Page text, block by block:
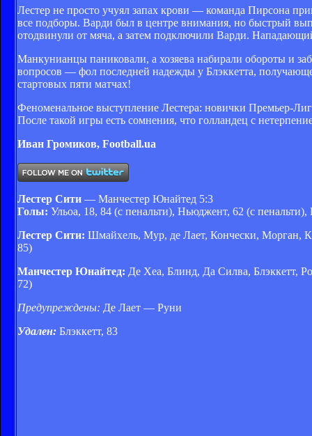
Лестер не просто учуял запах крови — команда Пирсона
все подборы. Варди был в центре внимания, но быстрый
отодвинули от мяча, а затем подключили Варди.
Манкунианцы паниковали, а хозяева набирали обороты и
вопросов — фол последней надежды у Блэккетта,
стартовых пяти матчах!
Феноменальное выступление Лестера: новички Премьер-
После такой игры есть сомнения, что голландец с
Иван Громиков, Football.ua
Лестер Сити — Манчестер Юнайтед 5:3
Голы: Ульоа, 18, 84 (с пенальти), Ньюджент, 62 (с
Лестер Сити: Шмайхель, Мур, де Лает, Кончески, Морган,
85)
Манчестер Юнайтед: Де Хеа, Блинд, Да Силва, Блэккетт,
72)
Предупреждены: Де Лает — Руни
Удален: Блэккетт, 83